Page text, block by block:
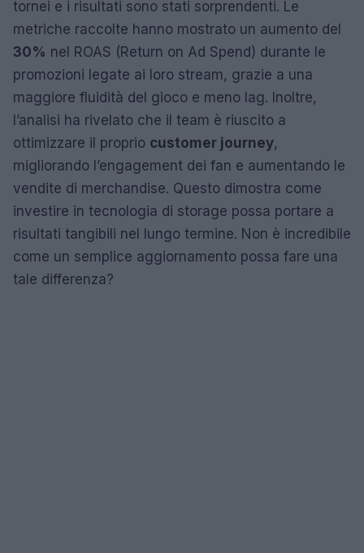
tornei e i risultati sono stati sorprendenti. Le
metriche raccolte hanno mostrato un aumento del
30% nel ROAS (Return on Ad Spend) durante le
promozioni legate ai loro stream, grazie a una
maggiore fluidità del gioco e meno lag. Inoltre,
l’analisi ha rivelato che il team è riuscito a
ottimizzare il proprio customer journey,
migliorando l’engagement dei fan e aumentando le
vendite di merchandise. Questo dimostra come
investire in tecnologia di storage possa portare a
risultati tangibili nel lungo termine. Non è incredibile
come un semplice aggiornamento possa fare una
tale differenza?